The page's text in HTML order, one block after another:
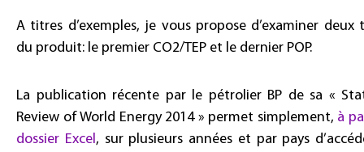
A titres d’exemples, je vous propose d’examiner deux
du produit: le premier CO2/TEP et le dernier POP.
La publication récente par le pétrolier BP de sa «
Review of World Energy 2014 » permet simplement, à
dossier Excel, sur plusieurs années et par pays